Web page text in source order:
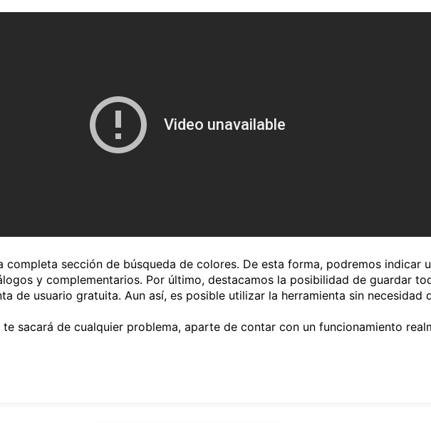
completa sección de búsqueda de colores. De esta forma, podremos indicar
y complementarios. Por último, destacamos la posibilidad de guardar
de usuario gratuita. Aun así, es posible utilizar la herramienta sin necesidad
sacará de cualquier problema, aparte de contar con un funcionamiento